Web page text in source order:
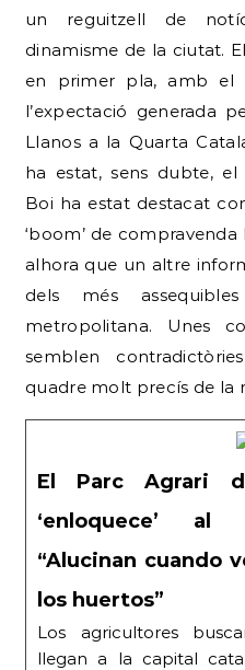
un reguitzell de
dinamisme de la ciutat.
en primer pla, amb
l’expectació generada
Llanos a la Quarta
ha estat, sens dubte,
Boi ha estat destacat
‘boom’ de
alhora que un altre
dels més
metropolitana. Unes
semblen
quadre molt precís de la
El Parc Agrari
‘enloquece’ al
“Alucinan cuando
los huertos”
Los agricultores
llegan a la capital